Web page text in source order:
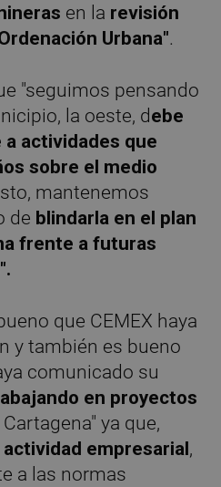
en la revisión
Urbana".
"seguimos pensando
la oeste, debe
actividades que
sobre el medio
mantenemos
de blindarla en el plan
frente a futuras
que CEMEX haya
y también es bueno
comunicado su
en proyectos
ya que,
empresarial ,
a las normas